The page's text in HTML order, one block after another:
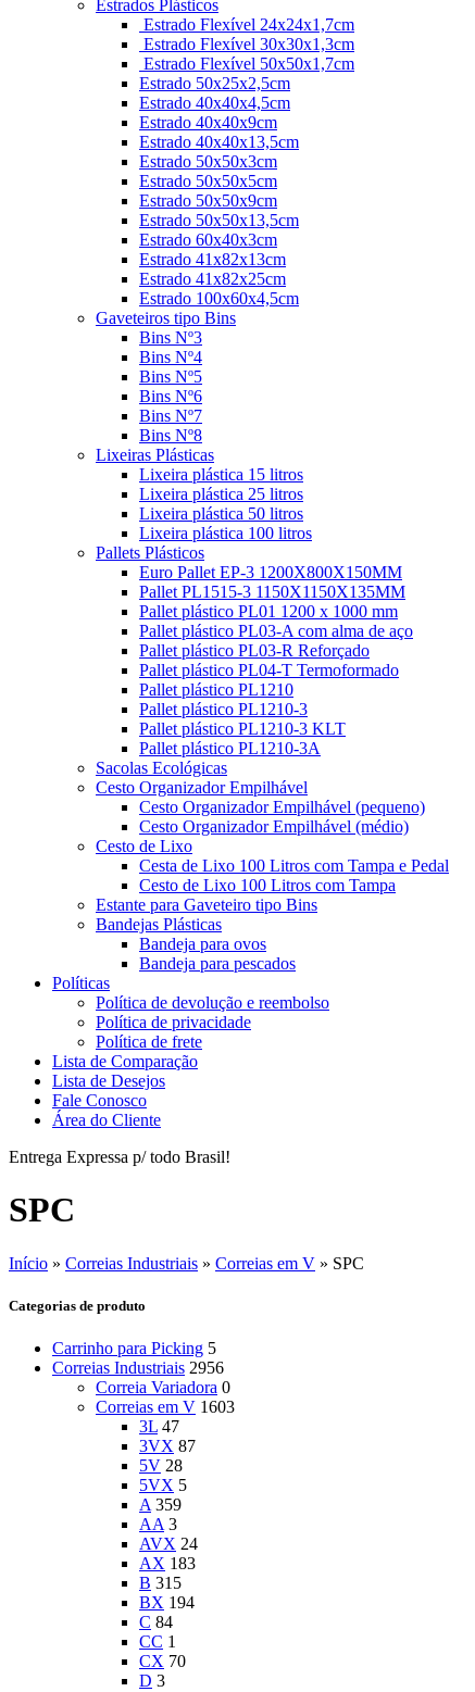
Estrados Plásticos
Estrado Flexível 24x24x1,7cm
Estrado Flexível 30x30x1,3cm
Estrado Flexível 50x50x1,7cm
Estrado 50x25x2,5cm
Estrado 40x40x4,5cm
Estrado 40x40x9cm
Estrado 40x40x13,5cm
Estrado 50x50x3cm
Estrado 50x50x5cm
Estrado 50x50x9cm
Estrado 50x50x13,5cm
Estrado 60x40x3cm
Estrado 41x82x13cm
Estrado 41x82x25cm
Estrado 100x60x4,5cm
Gaveteiros tipo Bins
Bins Nº3
Bins Nº4
Bins Nº5
Bins Nº6
Bins Nº7
Bins Nº8
Lixeiras Plásticas
Lixeira plástica 15 litros
Lixeira plástica 25 litros
Lixeira plástica 50 litros
Lixeira plástica 100 litros
Pallets Plásticos
Euro Pallet EP-3 1200X800X150MM
Pallet PL1515-3 1150X1150X135MM
Pallet plástico PL01 1200 x 1000 mm
Pallet plástico PL03-A com alma de aço
Pallet plástico PL03-R Reforçado
Pallet plástico PL04-T Termoformado
Pallet plástico PL1210
Pallet plástico PL1210-3
Pallet plástico PL1210-3 KLT
Pallet plástico PL1210-3A
Sacolas Ecológicas
Cesto Organizador Empilhável
Cesto Organizador Empilhável (pequeno)
Cesto Organizador Empilhável (médio)
Cesto de Lixo
Cesta de Lixo 100 Litros com Tampa e Pedal
Cesto de Lixo 100 Litros com Tampa
Estante para Gaveteiro tipo Bins
Bandejas Plásticas
Bandeja para ovos
Bandeja para pescados
Políticas
Política de devolução e reembolso
Política de privacidade
Política de frete
Lista de Comparação
Lista de Desejos
Fale Conosco
Área do Cliente
Entrega Expressa p/ todo Brasil!
SPC
Início » Correias Industriais » Correias em V » SPC
Categorias de produto
Carrinho para Picking 5
Correias Industriais 2956
Correia Variadora 0
Correias em V 1603
3L 47
3VX 87
5V 28
5VX 5
A 359
AA 3
AVX 24
AX 183
B 315
BX 194
C 84
CC 1
CX 70
D 3